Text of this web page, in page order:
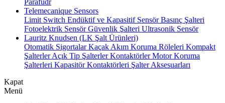
Parafudr
Telemecanique Sensors
Limit Switch Endüktif ve Kapasitif SensörBasınç Şalteri
Fotoelektrik SensörGüvenlik Şalteri Ultrasonik Sensör
Lauritz Knudsen (LK Şalt Ürünleri)
Otomatik SigortalarKaçak Akım Koruma Röleleri Kompakt
ŞalterlerAçık Tip ŞalterlerKontaktörlerMotor Koruma
Şalterleri Kapasitör Kontaktörleri Şalter Aksesuarları
Kapat
Menü